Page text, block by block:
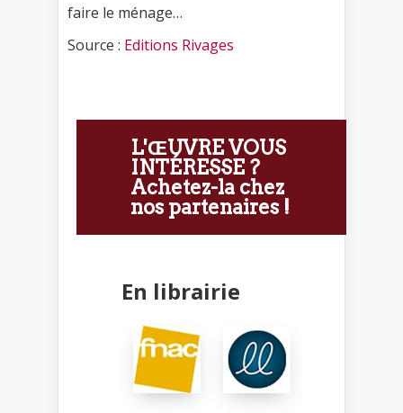
faire le ménage…
Source : Editions Rivages
L'ŒUVRE VOUS
INTÉRESSE ?
Achetez-la chez
nos partenaires !
En librairie